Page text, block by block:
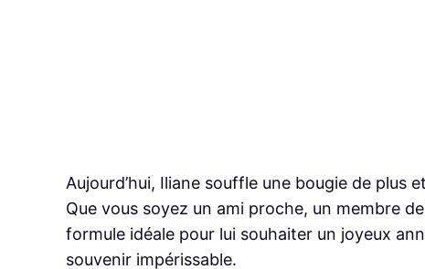
Aujourd’hui, Iliane souffle une bougie de
Que vous soyez un ami proche, un membre
formule idéale pour lui souhaiter un joyeux
souvenir impérissable.